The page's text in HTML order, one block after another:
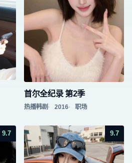
首尔全纪录 第2季
热播韩剧 2016 职场
9.7 9.7